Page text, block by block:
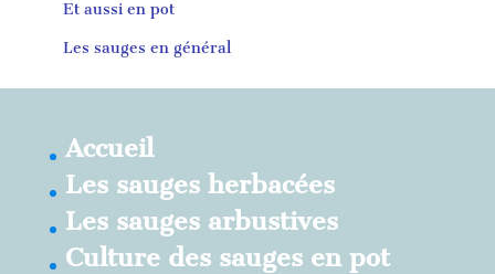
Et aussi en pot
Les sauges en général
Accueil
Les sauges herbacées
Les sauges arbustives
Culture des sauges en pot